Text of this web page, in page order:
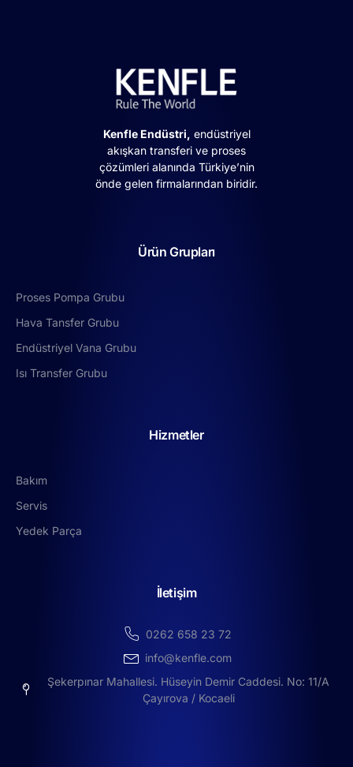
Kenfle Endüstri, endüstriyel
akışkan transferi ve proses
çözümleri alanında Türkiye’nin
önde gelen firmalarından biridir.
Ürün Grupları
Proses Pompa Grubu
Hava Tansfer Grubu
Endüstriyel Vana Grubu
Isı Transfer Grubu
Hizmetler
Bakım
Servis
Yedek Parça
İletişim
0262 658 23 72
info@kenfle.com
Şekerpınar Mahallesi. Hüseyin Demir Caddesi. No: 11/A
Çayırova / Kocaeli